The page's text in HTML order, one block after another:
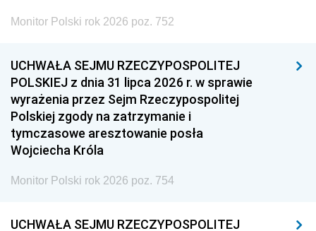
Monitor Polski rok 2026 poz. 752
UCHWAŁA SEJMU RZECZYPOSPOLITEJ
POLSKIEJ z dnia 31 lipca 2026 r. w sprawie
wyrażenia przez Sejm Rzeczypospolitej
Polskiej zgody na zatrzymanie i
tymczasowe aresztowanie posła
Wojciecha Króla
Monitor Polski rok 2026 poz. 754
UCHWAŁA SEJMU RZECZYPOSPOLITEJ